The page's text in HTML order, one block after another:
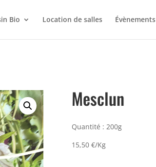
Bio Location de salles Évènements
Mesclun
Quantité : 200g
15,50 €/Kg